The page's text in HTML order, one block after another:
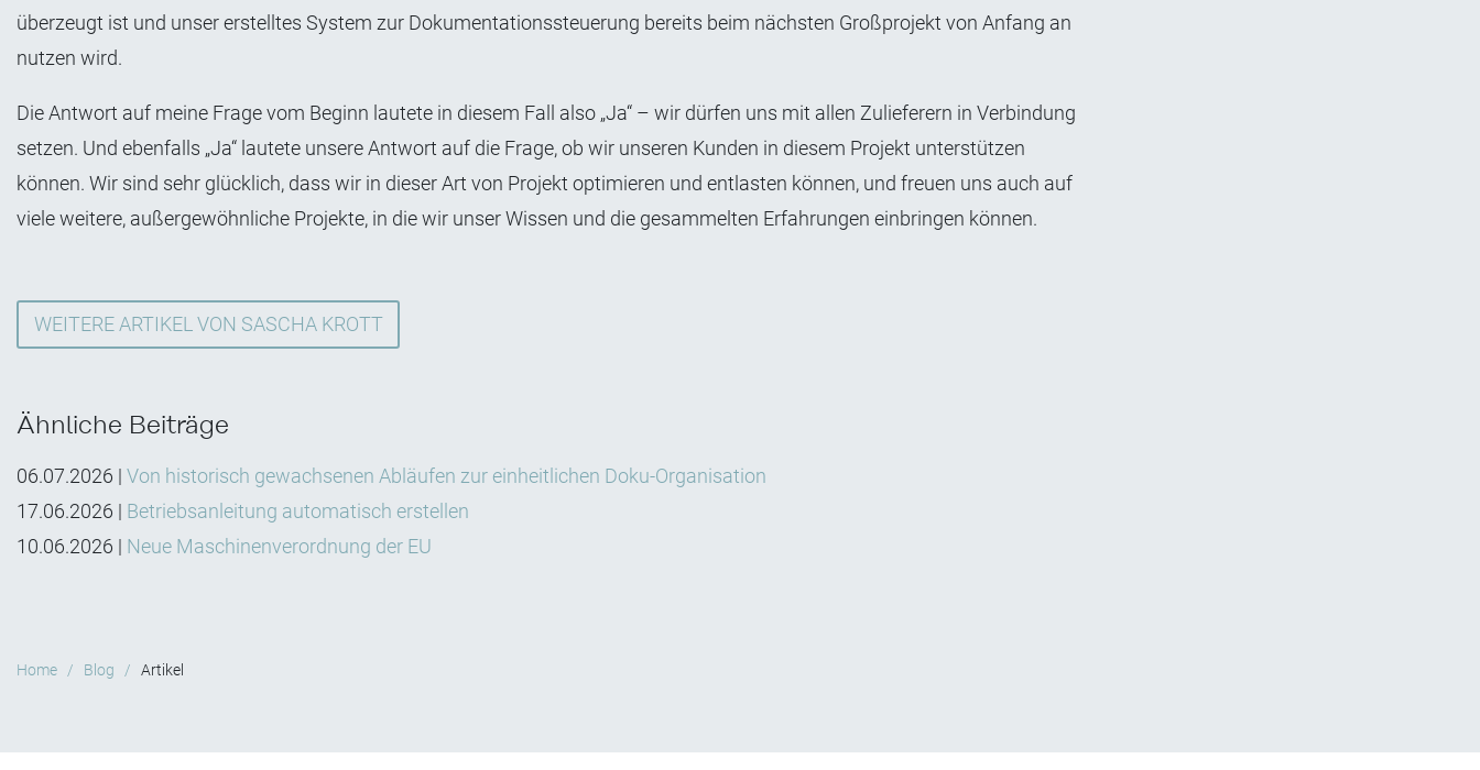
überzeugt ist und unser erstelltes System zur Dokumentationssteuerung bereits beim nächsten Großprojekt von Anfang an
nutzen wird.
Die Antwort auf meine Frage vom Beginn lautete in diesem Fall also „Ja“ – wir dürfen uns mit allen Zulieferern in Verbindung
setzen. Und ebenfalls „Ja“ lautete unsere Antwort auf die Frage, ob wir unseren Kunden in diesem Projekt unterstützen
können. Wir sind sehr glücklich, dass wir in dieser Art von Projekt optimieren und entlasten können, und freuen uns auch auf
viele weitere, außergewöhnliche Projekte, in die wir unser Wissen und die gesammelten Erfahrungen einbringen können.
WEITERE ARTIKEL VON SASCHA KROTT
Ähnliche Beiträge
06.07.2026 | Von historisch gewachsenen Abläufen zur einheitlichen Doku-Organisation
17.06.2026 | Betriebsanleitung automatisch erstellen
10.06.2026 | Neue Maschinenverordnung der EU
Home Blog Artikel